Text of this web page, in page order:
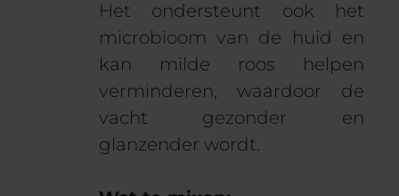
Het ondersteunt ook het
microbioom van de huid en
kan milde roos helpen
verminderen, waardoor de
vacht gezonder en
glanzender wordt.